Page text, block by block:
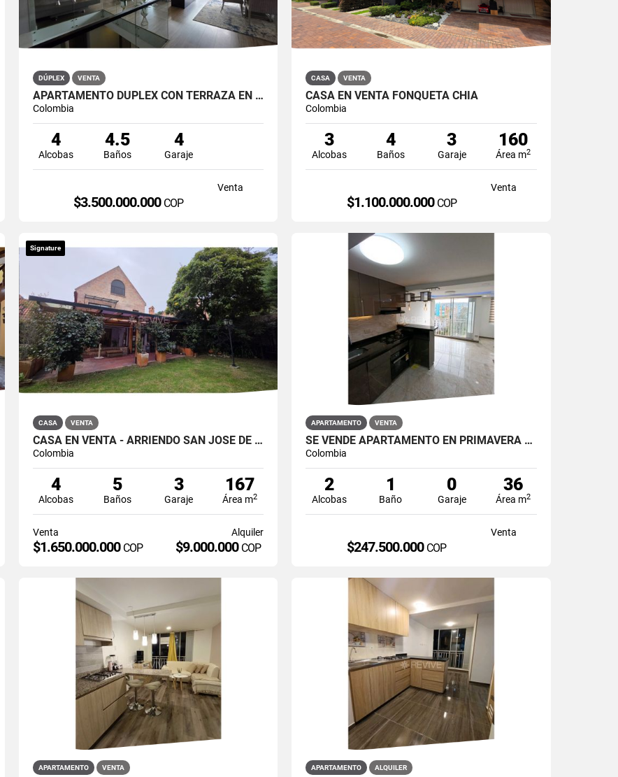
DÚPLEX VENTA
APARTAMENTO DÚPLEX CON TERRAZA EN VENTA BELLA SUIZA USAQUÉN BOGOTÁ
Colombia
4
Alcobas
4.5
Baños
4
Garaje
Venta
$3.500.000.000 COP
CASA VENTA
CASA EN VENTA FONQUETÁ CHÍA
Colombia
3
Alcobas
4
Baños
3
Garaje
160
Área m2
Venta
$1.100.000.000 COP
Signature
CASA VENTA
CASA EN VENTA - ARRIENDO SAN JOSÉ DE BAVARIA
Colombia
4
Alcobas
5
Baños
3
Garaje
167
Área m2
Venta
$1.650.000.000 COP
Alquiler
$9.000.000 COP
APARTAMENTO VENTA
SE VENDE APARTAMENTO EN PRIMAVERA PUENTE ARANDA
Colombia
2
Alcobas
1
Baño
0
Garaje
36
Área m2
Venta
$247.500.000 COP
APARTAMENTO VENTA APARTAMENTO ALQUILER